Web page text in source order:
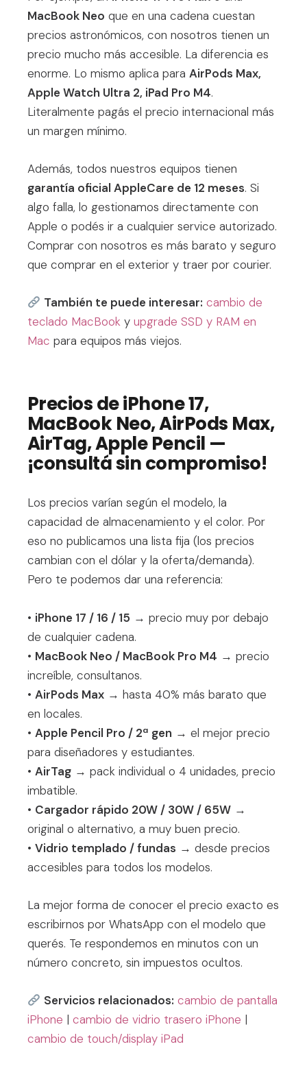
MacBook Neo que en una cadena cuestan
precios astronómicos, con nosotros tienen un
precio mucho más accesible. La diferencia es
enorme. Lo mismo aplica para AirPods Max,
Apple Watch Ultra 2, iPad Pro M4.
Literalmente pagás el precio internacional más
un margen mínimo.
Además, todos nuestros equipos tienen
garantía oficial AppleCare de 12 meses. Si
algo falla, lo gestionamos directamente con
Apple o podés ir a cualquier service autorizado.
Comprar con nosotros es más barato y seguro
que comprar en el exterior y traer por courier.
También te puede interesar: cambio de
teclado MacBook y upgrade SSD y RAM en
Mac para equipos más viejos.
Precios de iPhone 17,
MacBook Neo, AirPods Max,
AirTag, Apple Pencil —
¡consultá sin compromiso!
Los precios varían según el modelo, la
capacidad de almacenamiento y el color. Por
eso no publicamos una lista fija (los precios
cambian con el dólar y la oferta/demanda).
Pero te podemos dar una referencia:
• iPhone 17 / 16 / 15 → precio muy por debajo
de cualquier cadena.
• MacBook Neo / MacBook Pro M4 → precio
increíble, consultanos.
• AirPods Max → hasta 40% más barato que
en locales.
• Apple Pencil Pro / 2ª gen → el mejor precio
para diseñadores y estudiantes.
• AirTag → pack individual o 4 unidades, precio
imbatible.
• Cargador rápido 20W / 30W / 65W →
original o alternativo, a muy buen precio.
• Vidrio templado / fundas → desde precios
accesibles para todos los modelos.
La mejor forma de conocer el precio exacto es
escribirnos por WhatsApp con el modelo que
querés. Te respondemos en minutos con un
número concreto, sin impuestos ocultos.
Servicios relacionados: cambio de pantalla
iPhone | cambio de vidrio trasero iPhone |
cambio de touch/display iPad